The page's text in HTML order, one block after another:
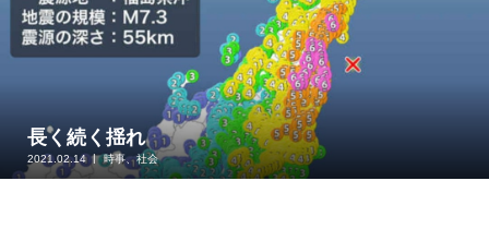
長く続く揺れ
2021.02.14 時事、社会